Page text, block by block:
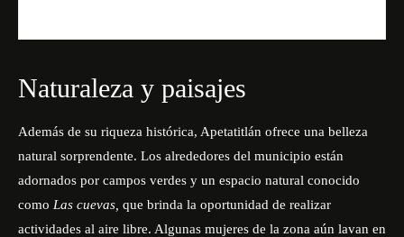
Naturaleza y paisajes
Además de su riqueza histórica, Apetatitlán ofrece una belleza
natural sorprendente. Los alrededores del municipio están
adornados por campos verdes y un espacio natural conocido
como Las cuevas que brinda la oportunidad de realizar
actividades al aire libre. Algunas mujeres de la zona aún lavan en